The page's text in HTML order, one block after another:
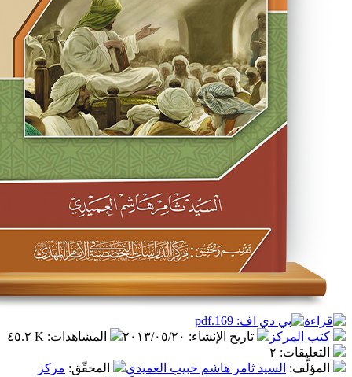
تاريخ الإنشاء:٢٠١٣/٠٥/٢٠ المشاهدات:٤٥.٢ K
٢
ثامر هاشم حبيب العميدي
المحقّق:مركز